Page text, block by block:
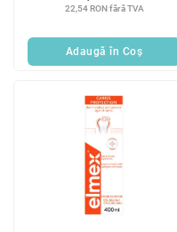
22,54 RON fără TVA
Adaugă în Coş